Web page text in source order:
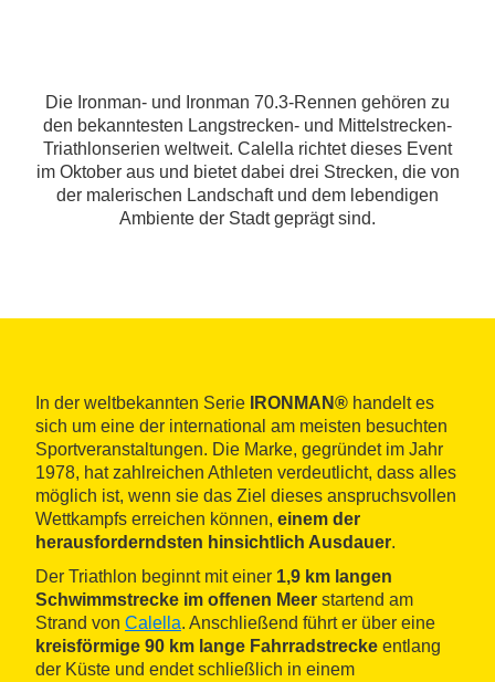
Die Ironman- und Ironman 70.3-Rennen gehören zu
den bekanntesten Langstrecken- und Mittelstrecken-
Triathlonserien weltweit. Calella richtet dieses Event
im Oktober aus und bietet dabei drei Strecken, die von
der malerischen Landschaft und dem lebendigen
Ambiente der Stadt geprägt sind.
In der weltbekannten Serie IRONMAN® handelt es
sich um eine der international am meisten besuchten
Sportveranstaltungen. Die Marke, gegründet im Jahr
1978, hat zahlreichen Athleten verdeutlicht, dass alles
möglich ist, wenn sie das Ziel dieses anspruchsvollen
Wettkampfs erreichen können, einem der
herausforderndsten hinsichtlich Ausdauer.
Der Triathlon beginnt mit einer 1,9 km langen
Schwimmstrecke im offenen Meer startend am
Strand von Calella. Anschließend führt er über eine
kreisförmige 90 km lange Fahrradstrecke entlang
der Küste und endet schließlich in einem